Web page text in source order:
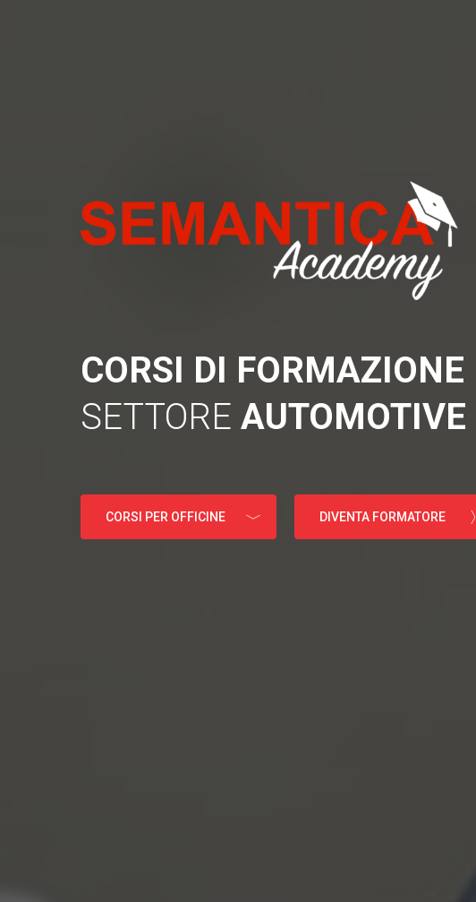
CORSI DI FORMAZIONE
SETTORE AUTOMOTIVE
CORSI PER OFFICINE DIVENTA FORMATORE